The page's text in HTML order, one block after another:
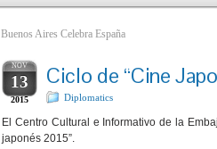
Buenos Aires Celebra España
NOV
13
2015
Ciclo de “Cine
Diplomatics
El Centro Cultural e Informativo de la
japonés 2015”.